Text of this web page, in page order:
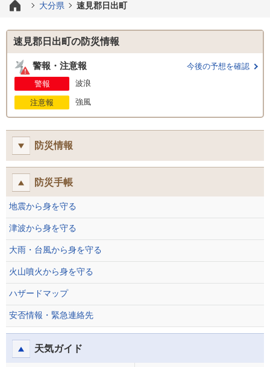
大分県 速見郡日出町
速見郡日出町の防災情報
警報・注意報
今後の予想を確認
警報
波浪
注意報 強風
防災情報
防災手帳
地震から身を守る
津波から身を守る
大雨・台風から身を守る
火山噴火から身を守る
ハザードマップ
安否情報・緊急連絡先
天気ガイド